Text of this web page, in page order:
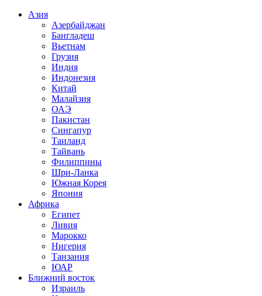
Азия
Азербайджан
Бангладеш
Вьетнам
Грузия
Индия
Индонезия
Китай
Малайзия
ОАЭ
Пакистан
Сингапур
Таиланд
Тайвань
Филиппины
Шри-Ланка
Южная Корея
Япония
Африка
Египет
Ливия
Марокко
Нигерия
Танзания
ЮАР
Ближний восток
Израиль